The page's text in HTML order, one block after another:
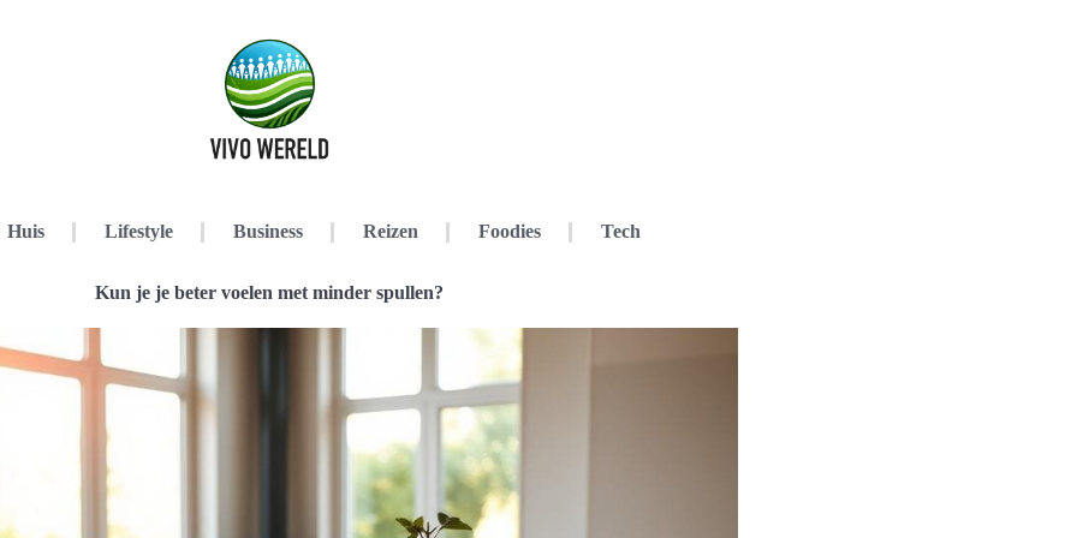
Huis Lifestyle Business Reizen Foodies Tech
Kun je je beter voelen met minder spullen?